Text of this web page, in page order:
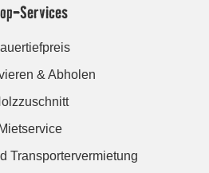
Services
& Abholen
Mietservice
Transportervermietung